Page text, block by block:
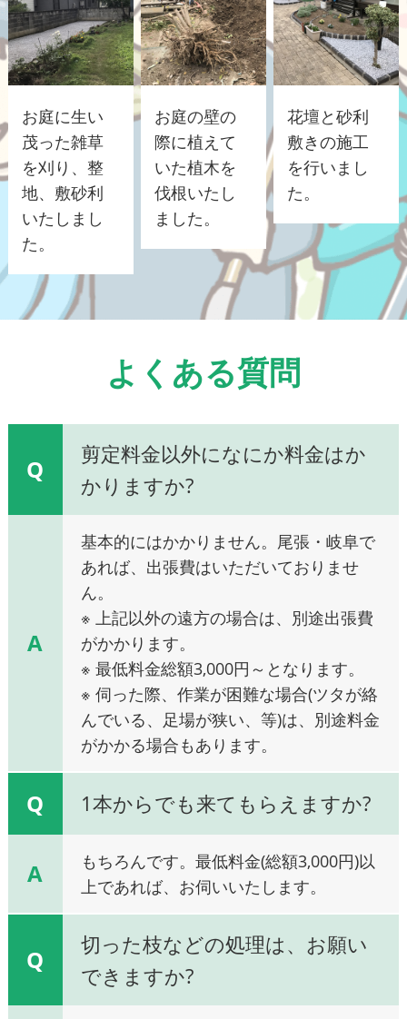
お庭に生い
茂った雑草
を刈り、整
地、敷砂利
いたしまし
た。
お庭の壁の
際に植えて
いた植木を
伐根いたし
ました。
花壇と砂利
敷きの施工
を行いまし
た。
よくある質問
Q
剪定料金以外になにか料金はか
かりますか?
A
基本的にはかかりません。尾張・岐阜で
あれば、出張費はいただいておりませ
ん。
※ 上記以外の遠方の場合は、別途出張費
がかかります。
※ 最低料金総額3,000円～となります。
※ 伺った際、作業が困難な場合(ツタが絡
んでいる、足場が狭い、等)は、別途料金
がかかる場合もあります。
Q 1本からでも来てもらえますか?
A
もちろんです。最低料金(総額3,000円)以
上であれば、お伺いいたします。
Q
切った枝などの処理は、お願い
できますか?